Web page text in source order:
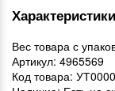
Вес товара с
Артикул: 4965569
Код товара: